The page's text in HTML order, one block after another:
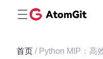
首页 / Python MIP：高